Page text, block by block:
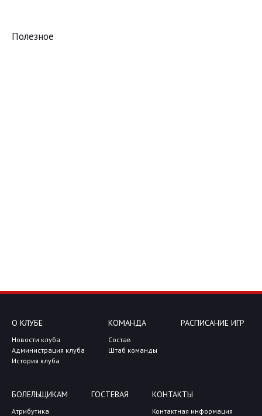
Полезное
О КЛУБЕ
Новости клуба
Администрация клуба
История клуба
КОМАНДА
Состав
Штаб команды
РАСПИСАНИЕ ИГР
БОЛЕЛЬЩИКАМ
Атрибутика
ГОСТЕВАЯ КОНТАКТЫ
Контактная информация